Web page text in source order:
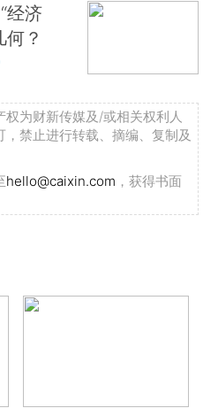
经济
？
为财新传媒及/或相关权利人
禁止进行转载、摘编、复制及
hello@caixin.com ，获得书面